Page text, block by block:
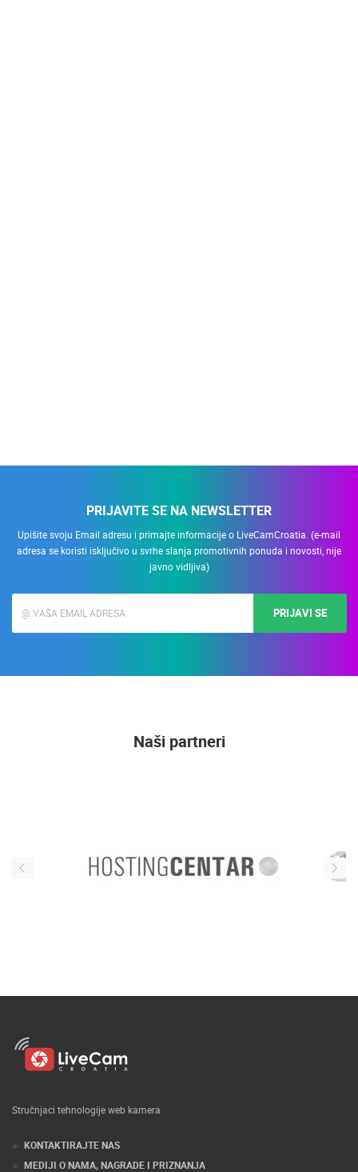
PRIJAVITE SE NA NEWSLETTER
Upišite svoju Email adresu i primajte informacije o LiveCamCroatia. (e-mail
adresa se koristi isključivo u svrhe slanja promotivnih ponuda i novosti, nije
javno vidljiva)
PRIJAVI SE
Naši partneri
Stručnjaci tehnologije web kamera
KONTAKTIRAJTE NAS
MEDIJI O NAMA, NAGRADE I PRIZNANJA